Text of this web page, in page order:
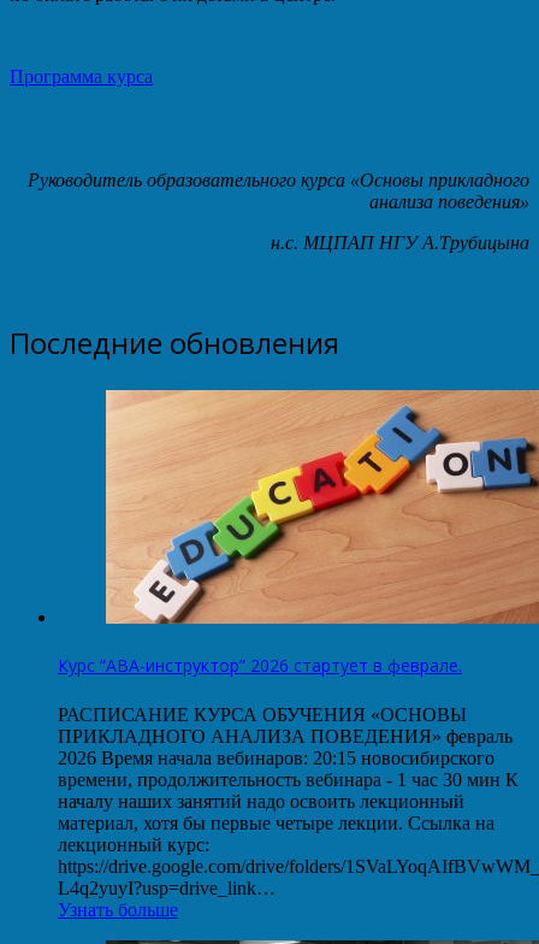
Программа курса
Руководитель образовательного курса «Основы прикладного
анализа поведения»
н.с. МЦПАП НГУ А.Трубицына
Последние обновления
Курс “АВА-инструктор” 2026 стартует в феврале.
РАСПИСАНИЕ КУРСА ОБУЧЕНИЯ «ОСНОВЫ
ПРИКЛАДНОГО АНАЛИЗА ПОВЕДЕНИЯ» февраль
2026 Время начала вебинаров: 20:15 новосибирского
времени, продолжительность вебинара - 1 час 30 мин К
началу наших занятий надо освоить лекционный
материал, хотя бы первые четыре лекции. Ссылка на
лекционный курс:
https://drive.google.com/drive/folders/
L4q2yuyI?usp=drive_link…
Узнать больше